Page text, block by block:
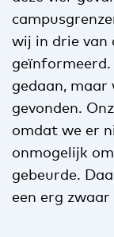
wij in drie van
geïnformeerd.
gedaan, maar
gevonden.
omdat we er
onmogelijk
gebeurde.
een erg zwaar